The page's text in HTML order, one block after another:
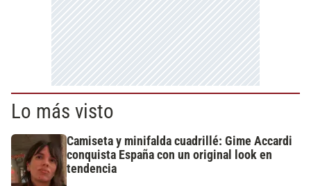
Lo más visto
Camiseta y minifalda cuadrillé: Gime Accardi
conquista España con un original look en
tendencia